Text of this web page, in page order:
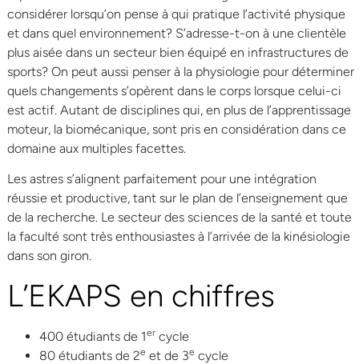
considérer lorsqu’on pense à qui pratique l’activité physique
et dans quel environnement? S’adresse-t-on à une clientèle
plus aisée dans un secteur bien équipé en infrastructures de
sports? On peut aussi penser à la physiologie pour déterminer
quels changements s’opèrent dans le corps lorsque celui-ci
est actif. Autant de disciplines qui, en plus de l’apprentissage
moteur, la biomécanique, sont pris en considération dans ce
domaine aux multiples facettes.
Les astres s’alignent parfaitement pour une intégration
réussie et productive, tant sur le plan de l’enseignement que
de la recherche. Le secteur des sciences de la santé et toute
la faculté sont très enthousiastes à l’arrivée de la kinésiologie
dans son giron.
L’EKAPS en chiffres
400 étudiants de 1er cycle
80 étudiants de 2e et de 3e cycle